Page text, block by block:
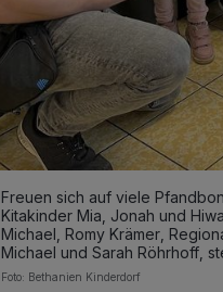
Freuen sich auf viele
Kitakinder Mia, Jonah und
Michael, Romy Krämer,
Michael und Sarah Röhrhoff,
Foto: Bethanien Kinderdorf